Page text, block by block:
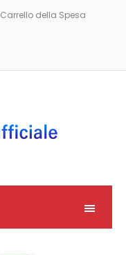
Carrello della Spesa